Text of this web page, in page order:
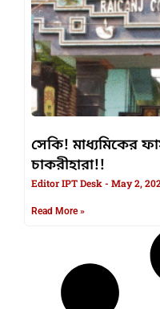
সেকি! মাধ্যমিকের
চাকরীহারা!!
Editor IPT Desk May 2,
Read More »